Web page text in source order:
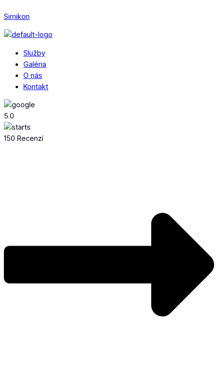
Simikon
Menu
Služby
Galéria
O nás
Kontakt
5.0
150 Recenzí